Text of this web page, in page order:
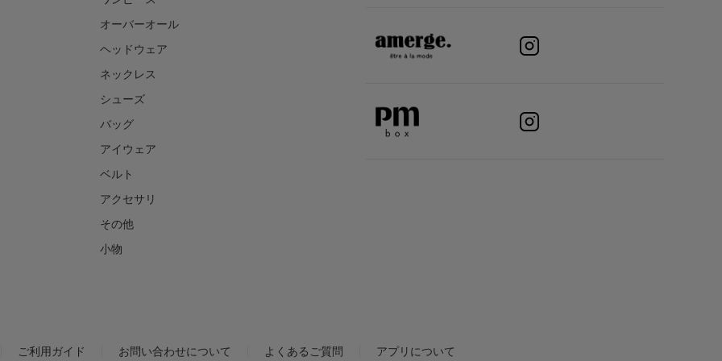
オーバーオール
ヘッドウェア
ネックレス
シューズ
バッグ
アイウェア
ベルト
アクセサリ
その他
小物
ご利用ガイド お問い合わせについて よくあるご質問 アプリについて